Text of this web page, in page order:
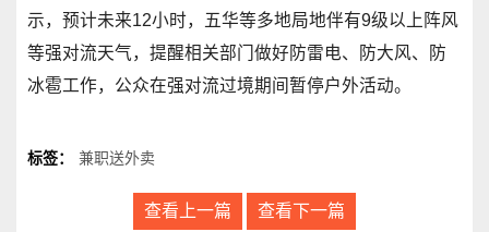
示，预计未来12小时，五华等多地局地伴有9级以上阵风
等强对流天气，提醒相关部门做好防雷电、防大风、防
冰雹工作，公众在强对流过境期间暂停户外活动。
标签： 兼职送外卖
查看上一篇 查看下一篇